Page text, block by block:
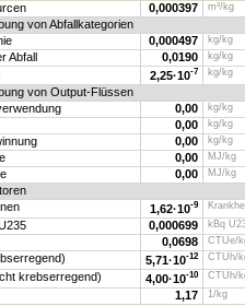
0,000397 m³/kg
von Abfallkategorien
0,000497 kg/kg
Abfall 0,0190 kg/kg
2,25·10-7 kg/kg
von Output-Flüssen
0,00 kg/kg
0,00 kg/kg
0,00 kg/kg
0,00 MJ/kg
0,00 MJ/kg
1,62·10-9
0,000699 kBq
0,0698 CTUe/
5,71·10-12 CTUh/
krebserregend) 4,00·10-10 CTUh/
1,17 1/kg